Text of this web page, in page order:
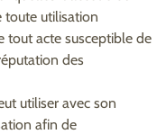
toute utilisation
tout acte susceptible de
des
utiliser avec son
afin de